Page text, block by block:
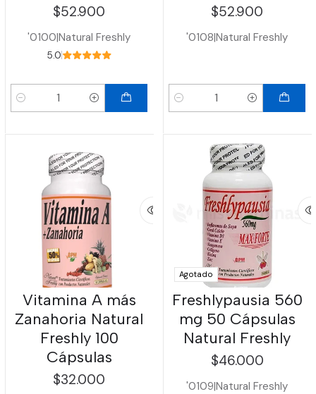
$52.900
'0100|Natural Freshly
5.0
Cantidad
$52.900
'0108|Natural Freshly
Cantidad
Vitamina A más
Zanahoria Natural
Freshly 100
Cápsulas
$32.000
Agotado
Freshlypausia 560
mg 50 Cápsulas
Natural Freshly
$46.000
'0109|Natural Freshly